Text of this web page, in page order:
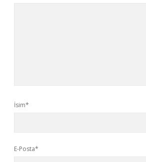
İsim*
E-Posta*